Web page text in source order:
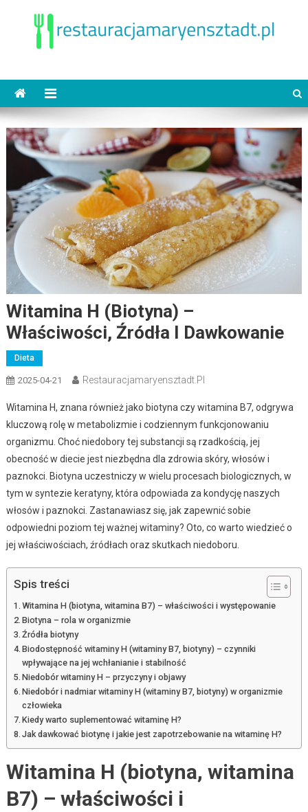
Witamina H (biotyna) –
Właściwości, Źródła I Dawkowanie
Dieta
2025-04-21 Restauracjamaryensztadt.pl
Witamina H, znana również jako biotyna czy witamina B7, odgrywa
kluczową rolę w metabolizmie i codziennym funkcjonowaniu
organizmu. Choć niedobory tej substancji są rzadkością, jej
obecność w diecie jest niezbędna dla zdrowia skóry, włosów i
paznokci. Biotyna uczestniczy w wielu procesach biologicznych, w
tym w syntezie keratyny, która odpowiada za kondycję naszych
włosów i paznokci. Zastanawiasz się, jak zapewnić sobie
odpowiedni poziom tej ważnej witaminy? Oto, co warto wiedzieć o
jej właściwościach, źródłach oraz skutkach niedoboru.
Spis treści
Witamina H (biotyna, witamina B7) – właściwości i występowanie
Biotyna – rola w organizmie
Źródła biotyny
Biodostępność witaminy H (witaminy B7, biotyny) – czynniki
wpływające na jej wchłanianie i stabilność
Niedobór witaminy H – przyczyny i objawy
Niedobór i nadmiar witaminy H (witaminy B7, biotyny) w organizmie
człowieka
Kiedy warto suplementować witaminę H?
Jak dawkować biotynę i jakie jest zapotrzebowanie na witaminę H?
Witamina H (biotyna, witamina
B7) – właściwości i